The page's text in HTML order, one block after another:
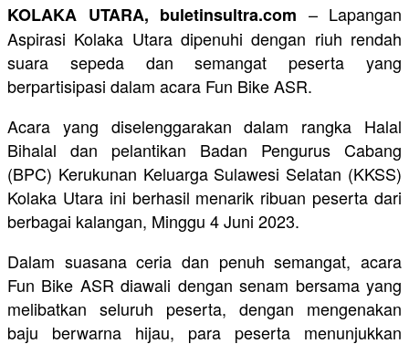
KOLAKA UTARA, buletinsultra.com – Lapangan
Aspirasi Kolaka Utara dipenuhi dengan riuh rendah
suara sepeda dan semangat peserta yang
berpartisipasi dalam acara Fun Bike ASR.
Acara yang diselenggarakan dalam rangka Halal
Bihalal dan pelantikan Badan Pengurus Cabang
(BPC) Kerukunan Keluarga Sulawesi Selatan (KKSS)
Kolaka Utara ini berhasil menarik ribuan peserta dari
berbagai kalangan, Minggu 4 Juni 2023.
Dalam suasana ceria dan penuh semangat, acara
Fun Bike ASR diawali dengan senam bersama yang
melibatkan seluruh peserta, dengan mengenakan
baju berwarna hijau, para peserta menunjukkan